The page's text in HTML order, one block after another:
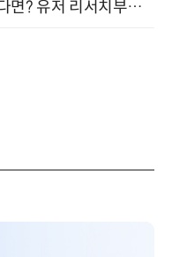
그럴듯하지만 AI가 만든 티가 난다면? 유저 리서치부터 배포까지! (9/15)